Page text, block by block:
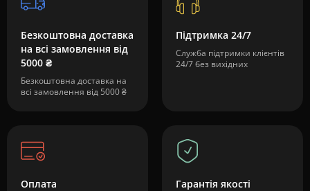
Безкоштовна доставка
на всі замовлення від
5000 ₴
Безкоштовна доставка на
всі замовлення від 5000 ₴
Підтримка 24/7
Служба підтримки клієнтів
24/7 без вихідних
Оплата Гарантія якості